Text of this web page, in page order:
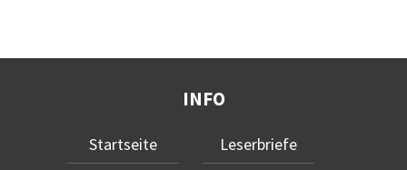
INFO
Startseite
Leserbriefe